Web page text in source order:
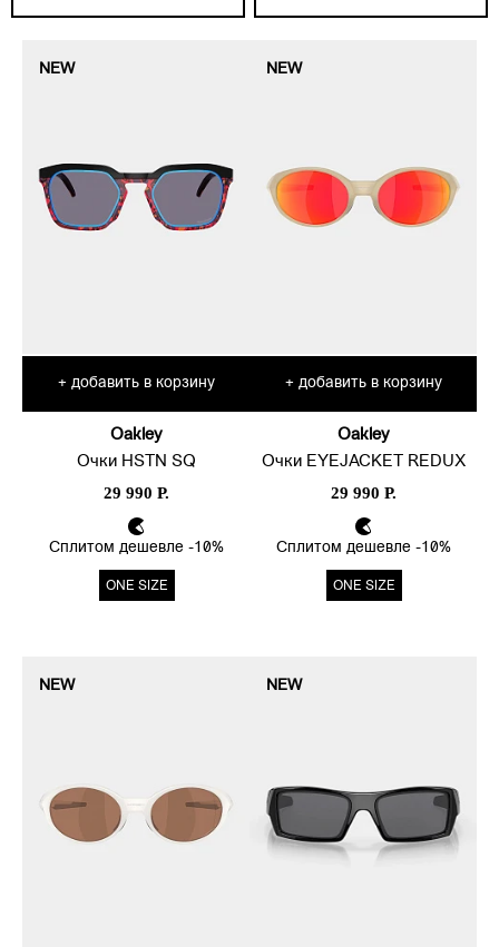
NEW
+ добавить в корзину
Oakley
Очки HSTN SQ
29 990 Р.
Сплитом дешевле -10%
ONE SIZE
NEW
+ добавить в корзину
Oakley
Очки EYEJACKET REDUX
29 990 Р.
Сплитом дешевле -10%
ONE SIZE
NEW NEW